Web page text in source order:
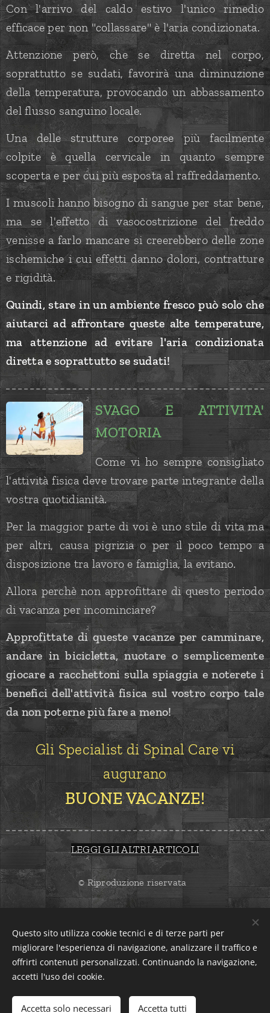
Con l'arrivo del caldo estivo l'unico rimedio
efficace per non "collassare" è l'aria condizionata.
Attenzione però, che se diretta nel corpo,
soprattutto se sudati, favorirà una diminuzione
della temperatura, provocando un abbassamento
del flusso sanguino locale.
Una delle strutture corporee più facilmente
colpite è quella cervicale in quanto sempre
scoperta e per cui più esposta al raffreddamento.
I muscoli hanno bisogno di sangue per star bene,
ma se l'effetto di vasocostrizione del freddo
venisse a farlo mancare si creerebbero delle zone
ischemiche i cui effetti danno dolori, contratture
e rigidità.
Quindi, stare in un ambiente fresco può solo che
aiutarci ad affrontare queste alte temperature,
ma attenzione ad evitare l'aria condizionata
diretta e soprattutto se sudati!
SVAGO E ATTIVITA'
MOTORIA
Come vi ho sempre consigliato
l'attività fisica deve trovare parte integrante della
vostra quotidianità.
Per la maggior parte di voi è uno stile di vita ma
per altri, causa pigrizia o per il poco tempo a
disposizione tra lavoro e famiglia, la evitano.
Allora perchè non approfittare di questo periodo
di vacanza per incominciare?
Approfittate di queste vacanze per camminare,
andare in bicicletta, nuotare o semplicemente
giocare a racchettoni sulla spiaggia e noterete i
benefici dell'attività fisica sul vostro corpo tale
da non poterne più fare a meno!
Gli Specialist di Spinal Care vi
augurano
BUONE VACANZE!
LEGGI GLI ALTRI ARTICOLI
© Riproduzione riservata
Dr. Lorenzo Grosset, DC, DO, PhD, BSc, M.FELCON
Questo sito utilizza cookie tecnici e di terze parti per
migliorare l'esperienza di navigazione, analizzare il traffico e
offrirti contenuti personalizzati. Continuando la navigazione,
accetti l'uso dei cookie.
Accetta solo necessari Accetta tutti